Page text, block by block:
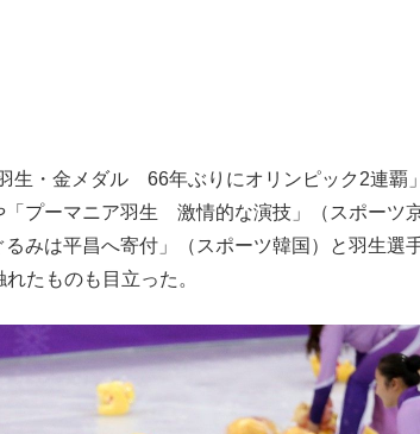
生・金メダル 66年ぶりにオリンピック2連覇
「プーマニア羽生 激情的な演技」（スポーツ
みは平昌へ寄付」（スポーツ韓国）と羽生選
たものも目立った。